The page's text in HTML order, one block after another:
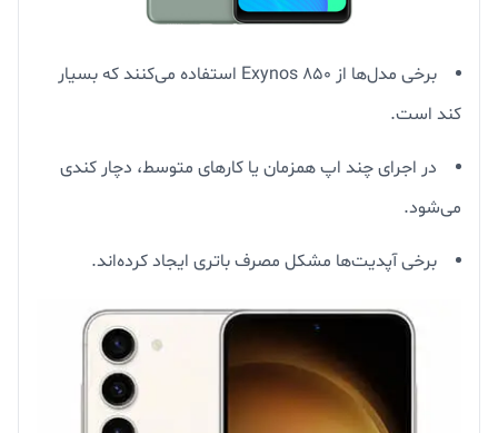
برخی مدل‌ها از Exynos 850 استفاده می‌کنند که بسیار
کند است.
در اجرای چند اپ همزمان یا کارهای متوسط، دچار کندی
می‌شود.
برخی آپدیت‌ها مشکل مصرف باتری ایجاد کرده‌اند.